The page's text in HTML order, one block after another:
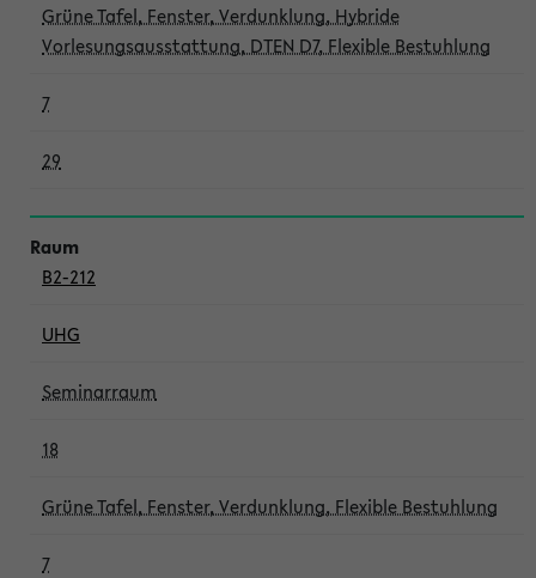
Grüne Tafel, Fenster, Verdunklung, Hybride
Vorlesungsausstattung, DTEN D7, Flexible Bestuhlung
7
29
B2-212
UHG
Seminarraum
18
Grüne Tafel, Fenster, Verdunklung, Flexible Bestuhlung
7